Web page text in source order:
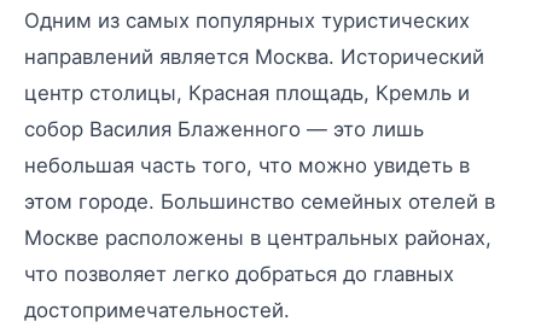
Одним из самых популярных туристических
направлений является Москва. Исторический
центр столицы, Красная площадь, Кремль и
собор Василия Блаженного — это лишь
небольшая часть того, что можно увидеть в
этом городе. Большинство семейных отелей в
Москве расположены в центральных районах,
что позволяет легко добраться до главных
достопримечательностей.